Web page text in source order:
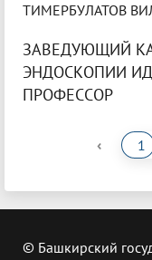
ТИМЕРБУЛАТОВ
ЗАВЕДУЮЩИЙ
ЭНДОСКОПИИ
ПРОФЕССОР
‹ 1
© Башкирский